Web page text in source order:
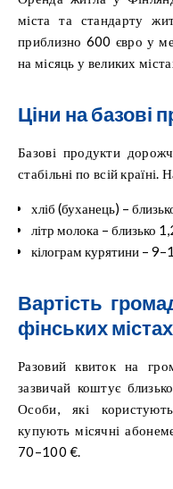
міста та стандарту
приблизно 600 євро у
на місяць у великих
Ціни на базові
Базові продукти
стабільні по всій країні.
хліб (буханець) –
літр молока – близько
кілограм курятини –
Вартість
фінських містах
Разовий квиток на
зазвичай коштує
Особи, які
купують місячні
70–100 €.